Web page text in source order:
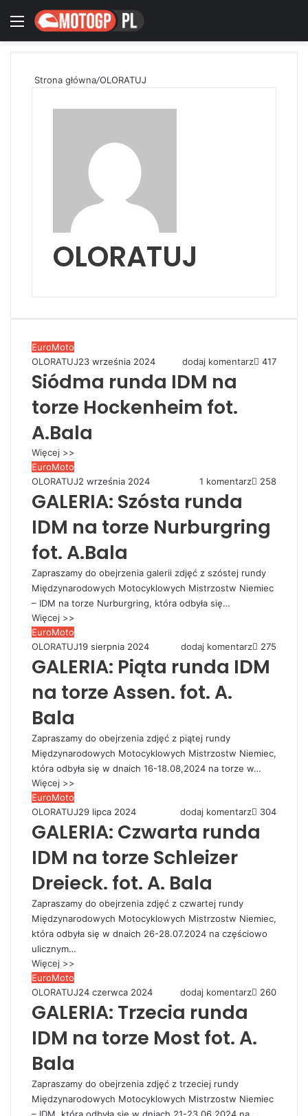
Menu
Strona główna/OLORATUJ
OLORATUJ
EuroMoto
OLORATUJ23 września 2024 dodaj komentarz 417
Siódma runda IDM na
torze Hockenheim fot.
A.Bala
Więcej >>
EuroMoto
OLORATUJ2 września 2024 1 komentarz 258
GALERIA: Szósta runda
IDM na torze Nurburgring
fot. A.Bala
Zapraszamy do obejrzenia galerii zdjęć z szóstej rundy
Międzynarodowych Motocyklowych Mistrzostw Niemiec
– IDM na torze Nurburgring, która odbyła się…
Więcej >>
EuroMoto
OLORATUJ19 sierpnia 2024 dodaj komentarz 275
GALERIA: Piąta runda IDM
na torze Assen. fot. A.
Bala
Zapraszamy do obejrzenia zdjęć z piątej rundy
Międzynarodowych Motocyklowych Mistrzostw Niemiec,
która odbyła się w dnaich 16-18.08,2024 na torze w…
Więcej >>
EuroMoto
OLORATUJ29 lipca 2024 dodaj komentarz 304
GALERIA: Czwarta runda
IDM na torze Schleizer
Dreieck. fot. A. Bala
Zapraszamy do obejrzenia zdjęć z czwartej rundy
Międzynarodowych Motocyklowych Mistrzostw Niemiec,
która odbyła się w dnaich 26-28.07.2024 na częściowo
ulicznym…
Więcej >>
EuroMoto
OLORATUJ24 czerwca 2024 dodaj komentarz 260
GALERIA: Trzecia runda
IDM na torze Most fot. A.
Bala
Zapraszamy do obejrzenia zdjęć z trzeciej rundy
Międzynarodowych Motocyklowych Mistrzostw Niemiec